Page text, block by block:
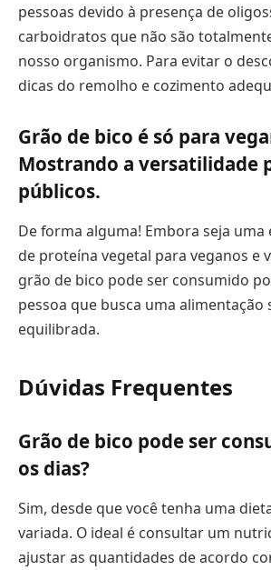
pessoas devido à presença de
carboidratos que não são
nosso organismo. Para evitar o
dicas do remolho e cozimento
Grão de bico é só para
Mostrando a versatilidade
públicos.
De forma alguma! Embora seja uma
de proteína vegetal para veganos e
grão de bico pode ser consumido
pessoa que busca uma alimentação
equilibrada.
Dúvidas Frequentes
Grão de bico pode ser
os dias?
Sim, desde que você tenha uma
variada. O ideal é consultar um
ajustar as quantidades de acordo